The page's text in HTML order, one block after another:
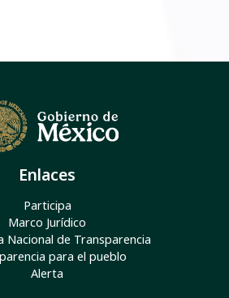
Enlaces
Participa
Marco Jurídico
Nacional de Transparencia
para el pueblo
Alerta